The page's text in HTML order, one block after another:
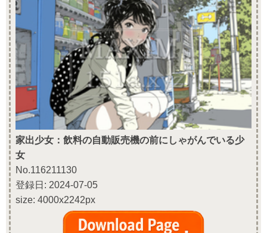
家出少女：飲料の自動販売機の前にしゃがんでいる少
女
No.116211130
登録日: 2024-07-05
size: 4000x2242px